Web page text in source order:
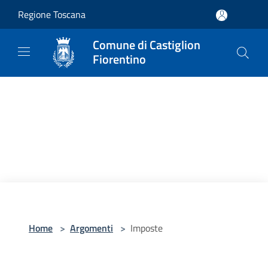
Regione Toscana
Comune di Castiglion
Fiorentino
Home > Argomenti > Imposte